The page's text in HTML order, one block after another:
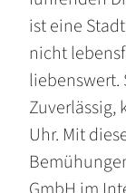
ist eine
nicht
liebenswert.
Uhr. Mit